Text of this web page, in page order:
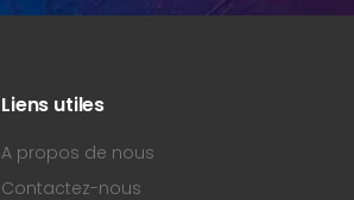
Liens utiles
A propos de nous
Contactez-nous